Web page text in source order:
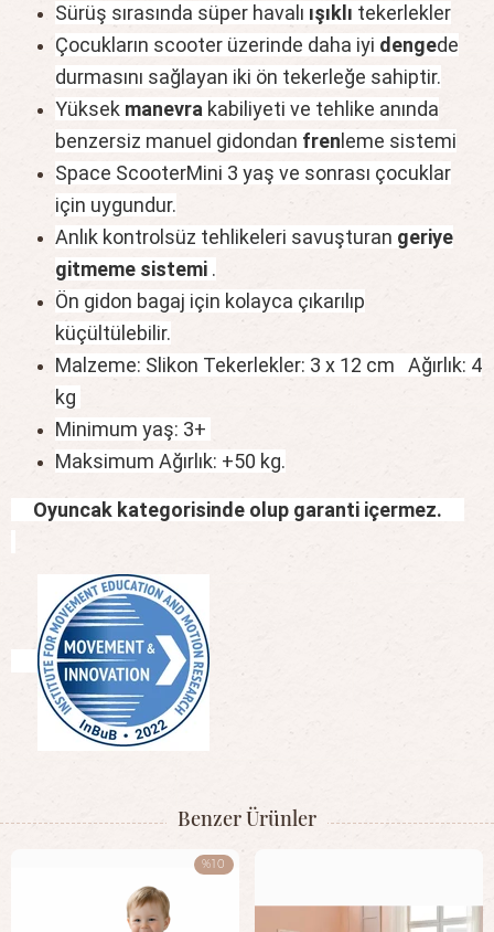
Sürüş sırasında süper havalı ışıklı tekerlekler
Çocukların scooter üzerinde daha iyi dengede
durmasını sağlayan iki ön tekerleğe sahiptir.
Yüksek manevra kabiliyeti ve tehlike anında
benzersiz manuel gidondan fren leme sistemi
Space ScooterMini 3 yaş ve sonrası çocuklar
için uygundur.
Anlık kontrolsüz tehlikeleri savuşturan geriye
gitmeme sistemi .
Ön gidon bagaj için kolayca çıkarılıp
küçültülebilir.
Malzeme: Slikon Tekerlekler: 3 x 12 cm Ağırlık: 4
kg
Minimum yaş: 3+
Maksimum Ağırlık: +50 kg.
Oyuncak kategorisinde olup garanti içermez.
Benzer Ürünler
%10